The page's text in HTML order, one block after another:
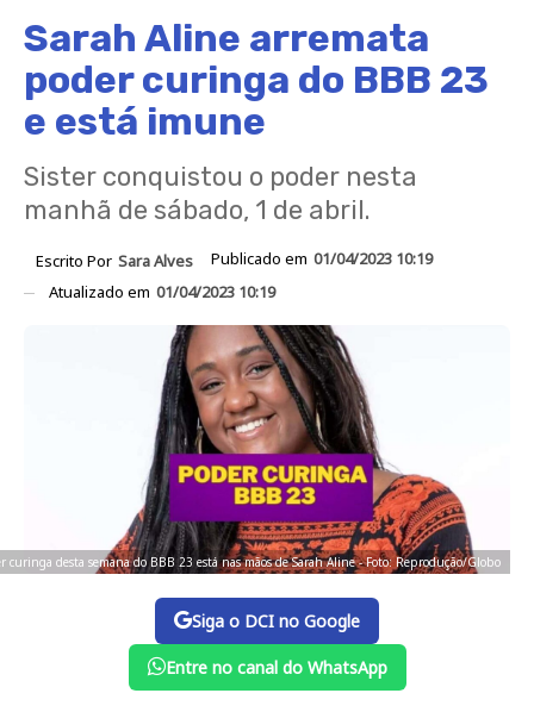
Sarah Aline arremata
poder curinga do BBB 23
e está imune
Sister conquistou o poder nesta
manhã de sábado, 1 de abril.
Escrito Por Sara Alves Publicado em 01/04/2023 10:19
Atualizado em 01/04/2023 10:19
curinga desta semana do BBB 23 está nas mãos de Sarah Aline - Foto: Reprodução/Globo
Siga o DCI no Google
Entre no canal do WhatsApp